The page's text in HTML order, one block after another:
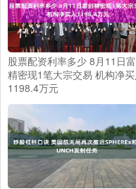
股票配资利率多少 8月11日
精密现1笔大宗交易 机构净买
1198.4万元